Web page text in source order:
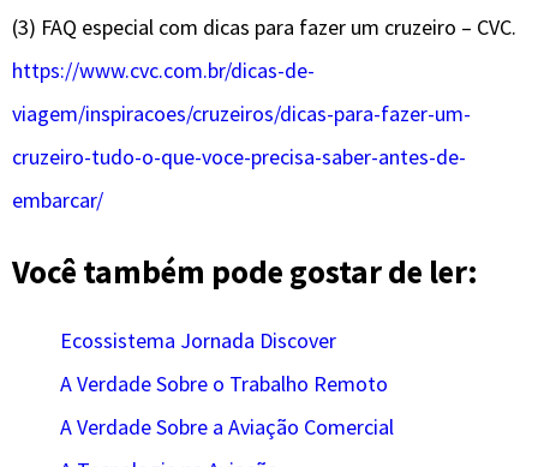
(3) FAQ especial com dicas para fazer um cruzeiro – CVC.
https://www.cvc.com.br/dicas-de-
viagem/inspiracoes/cruzeiros/dicas-para-fazer-um-
cruzeiro-tudo-o-que-voce-precisa-saber-antes-de-
embarcar/
Você também pode gostar de ler:
Ecossistema Jornada Discover
A Verdade Sobre o Trabalho Remoto
A Verdade Sobre a Aviação Comercial